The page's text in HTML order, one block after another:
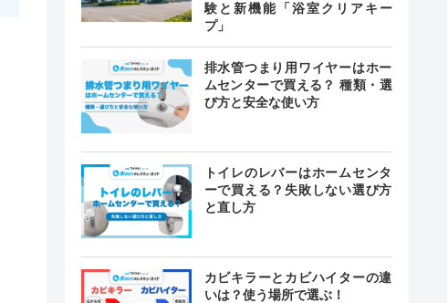
験と新機能「浴室クリアキー
プ」
排水管つまり用ワイヤーはホー
ムセンターで買える？ 種類・選
び方と安全な使い方
トイレのレバーはホームセンタ
ーで買える？失敗しない選び方
と直し方
カビキラーとカビハイターの違
いは？使う場所で選ぶ！